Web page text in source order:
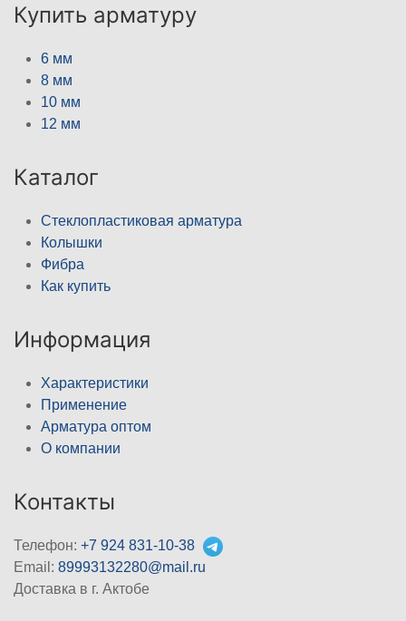
Купить арматуру
6 мм
8 мм
10 мм
12 мм
Каталог
Стеклопластиковая арматура
Колышки
Фибра
Как купить
Информация
Характеристики
Применение
Арматура оптом
О компании
Контакты
Телефон: +7 924 831-10-38
Email: 89993132280@mail.ru
Доставка в г. Актобе